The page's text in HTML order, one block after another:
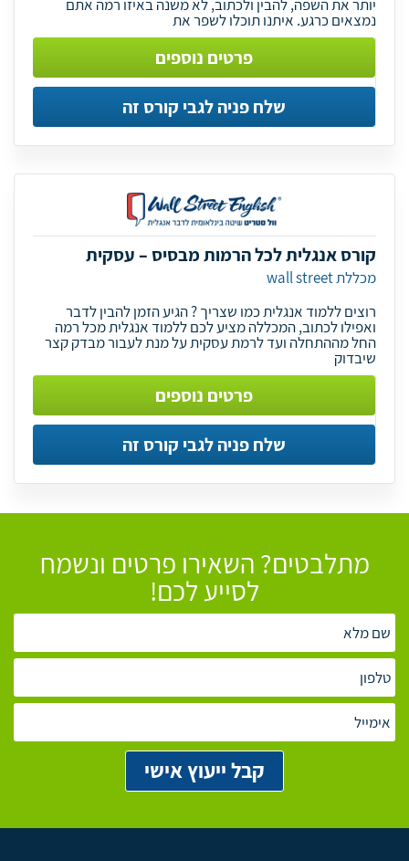
יותר את השפה, להבין ולכתוב, לא משנה באיזו רמה אתם
נמצאים כרגע. איתנו תוכלו לשפר את
פרטים נוספים
שלח פניה לגבי קורס זה
קורס אנגלית לכל הרמות מבסיס – עסקית
מכללת wall street
רוצים ללמוד אנגלית כמו שצריך ? הגיע הזמן להבין לדבר
ואפילו לכתוב, המכללה מציע לכם ללמוד אנגלית מכל רמה
החל מההתחלה ועד לרמת עסקית על מנת לעבור מבדק קצר
שיבדוק
פרטים נוספים
שלח פניה לגבי קורס זה
מתלבטים? השאירו פרטים ונשמח
לסייע לכם!